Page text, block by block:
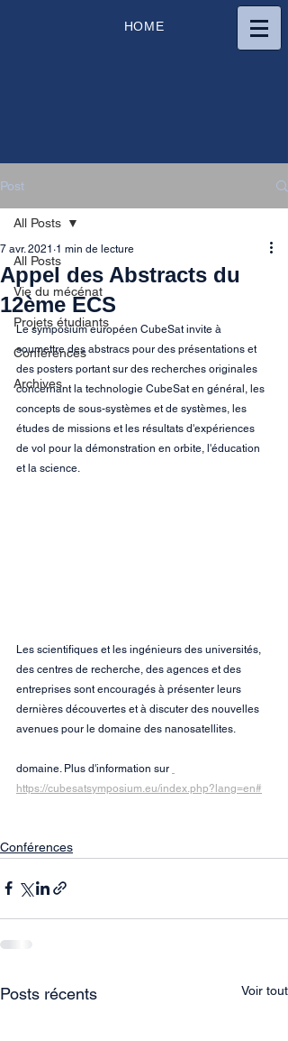
HOME
Post
All Posts
Vie du mécénat
Projets étudiants
Conférences
Archives
All Posts
Appel des Abstracts du
12ème ECS
7 avr. 2021 1 min de lecture
Le symposium européen CubeSat invite à
soumettre des abstracs pour des présentations et
des posters portant sur des recherches originales
concernant la technologie CubeSat en général, les
concepts de sous-systèmes et de systèmes, les
études de missions et les résultats d'expériences
de vol pour la démonstration en orbite, l'éducation
et la science.
Les scientifiques et les ingénieurs des universités,
des centres de recherche, des agences et des
entreprises sont encouragés à présenter leurs
dernières découvertes et à discuter des nouvelles
avenues pour le domaine des nanosatellites.
domaine. Plus d'information sur
https://cubesatsymposium.eu/index.php?lang=en#
Conférences
Posts récents Voir tout